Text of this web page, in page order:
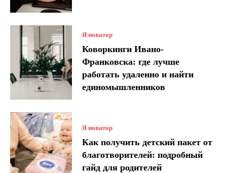
Я новатор
Коворкинги Ивано-
Франковска: где лучше
работать удаленно и найти
единомышленников
Я новатор
Как получить детский пакет от
благотворителей: подробный
гайд для родителей